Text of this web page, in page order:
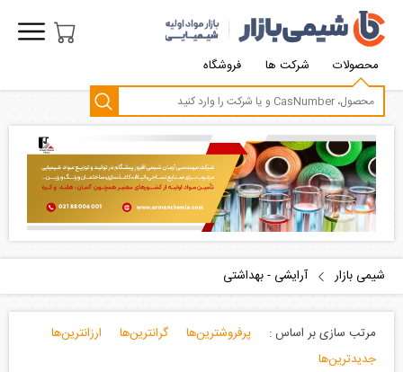
محصولات شرکت ها فروشگاه
شیمی بازار آرایشی - بهداشتی
مرتب سازی بر اساس :